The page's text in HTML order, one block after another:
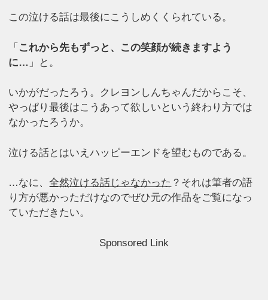
この泣ける話は最後にこうしめくくられている。
「 これから先もずっと、この笑顔が続きますよう
に… 」と。
いかがだったろう。クレヨンしんちゃんだからこそ、
やっぱり最後はこうあって欲しいという終わり方では
なかったろうか。
泣ける話とはいえハッピーエンドを望むものである。
…なに、全然泣ける話じゃなかった ？それは筆者の語
り方が悪かっただけなのでぜひ元の作品をご覧になっ
ていただきたい。
Sponsored Link